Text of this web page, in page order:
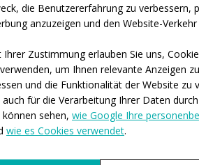
die Benutzererfahrung zu verbessern,
anzuzeigen und den Website-
Ihrer Zustimmung erlauben Sie uns,
um Ihnen relevante Anzeigen
und die Funktionalität der Website zu
auch für die Verarbeitung Ihrer Daten
können sehen, wie Google Ihre
wie es Cookies verwendet.